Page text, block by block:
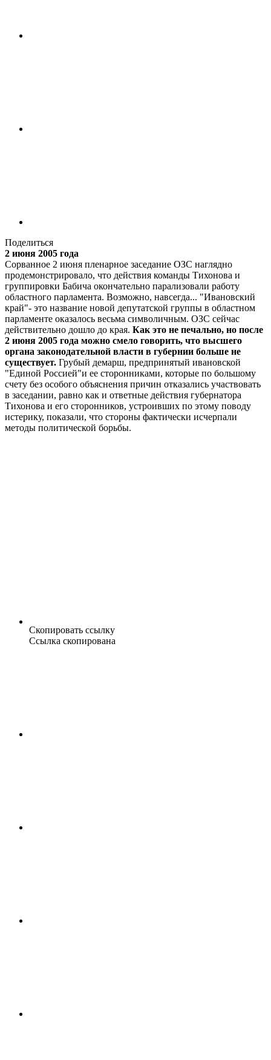
Поделиться
2 июня 2005 года
Сорванное 2 июня пленарное заседание ОЗС наглядно
продемонстрировало, что действия команды Тихонова и
группировки Бабича окончательно парализовали работу
областного парламента. Возможно, навсегда... "Ивановский
край"- это название новой депутатской группы в областном
парламенте оказалось весьма символичным. ОЗС сейчас
действительно дошло до края. Как это не печально, но после
2 июня 2005 года можно смело говорить, что высшего
органа законодательной власти в губернии больше не
существует. Грубый демарш, предпринятый ивановской
"Единой Россией"и ее сторонниками, которые по большому
счету без особого объяснения причин отказались участвовать
в заседании, равно как и ответные действия губернатора
Тихонова и его сторонников, устроивших по этому поводу
истерику, показали, что стороны фактически исчерпали
методы политической борьбы.
Скопировать ссылку
Ссылка скопирована